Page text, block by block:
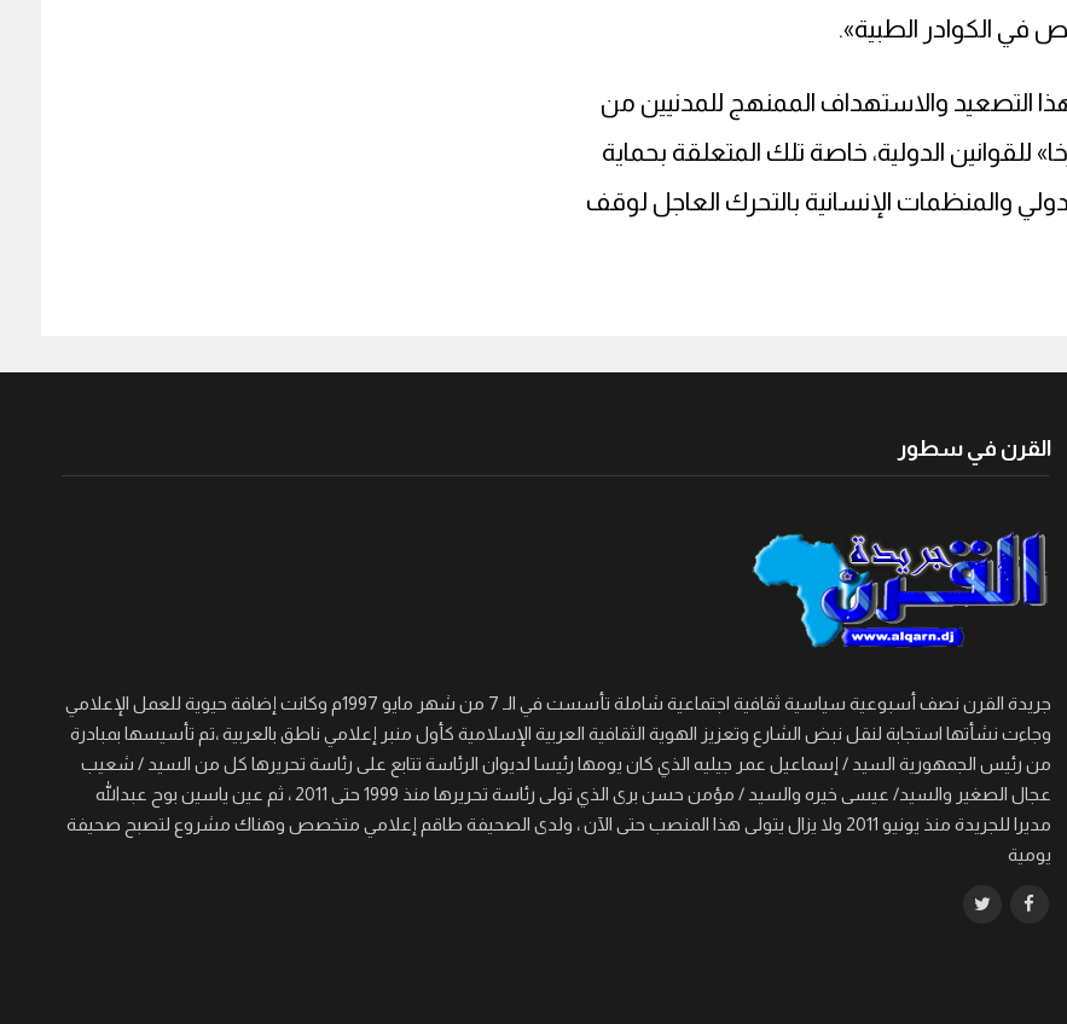
في الكوادر الطبية».
التصعيد والاستهداف الممنهج للمدنيين من
للقوانين الدولية، خاصة تلك المتعلقة بحماية
والمنظمات الإنسانية بالتحرك العاجل لوقف
القرن في سطور
جريدة القرن نصف أسبوعية سياسية ثقافية اجتماعية شاملة تأسست في الـ 7 من شهر مايو 1997م وكانت إضافة حيوية للعمل الإعلامي
وجاءت نشأتها استجابة لنقل نبض الشارع وتعزيز الهوية الثقافية العربية الإسلامية كأول منبر إعلامي ناطق بالعربية ،تم تأسيسها بمبادرة
من رئيس الجمهورية السيد / إسماعيل عمر جيليه الذي كان يومها رئيسا لديوان الرئاسة تتابع على رئاسة تحريرها كل من السيد / شعيب
عجال الصغير والسيد/ عيسى خيره والسيد / مؤمن حسن برى الذي تولى رئاسة تحريرها منذ 1999 حتى 2011 ، ثم عين ياسين بوح عبدالله
مديرا للجريدة منذ يونيو 2011 ولا يزال يتولى هذا المنصب حتى الآن ، ولدى الصحيفة طاقم إعلامي متخصص وهناك مشروع لتصبح صحيفة
يومية